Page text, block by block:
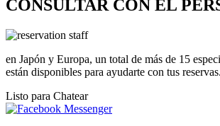
CONSULTAR CON EL
en Japón y Europa, un total de más de 15
están disponibles para ayudarte con tus reservas.
Listo para Chatear